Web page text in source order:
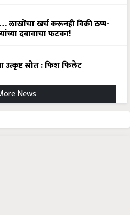
खर्च करूनही विक्री ठप्प-
दबावाचा फटका!
उत्कृष्ट स्रोत : फिश फिलेट
News